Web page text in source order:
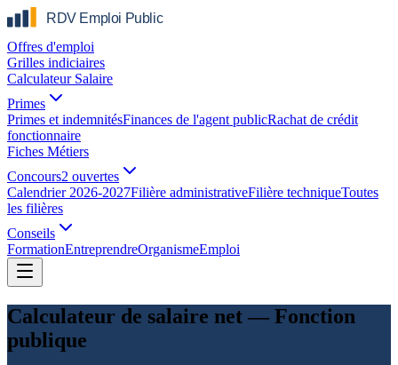
Offres d'emploi
Grilles indiciaires
Calculateur Salaire
Primes
Primes et indemnitésFinances de l'agent publicRachat de crédit
fonctionnaire
Fiches Métiers
Concours2 ouvertes
Calendrier 2026-2027Filière administrativeFilière techniqueToutes
les filières
Conseils
FormationEntreprendreOrganismeEmploi
Calculateur de salaire net — Fonction
publique